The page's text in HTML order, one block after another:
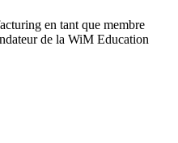
en tant que membre
de la WiM Education